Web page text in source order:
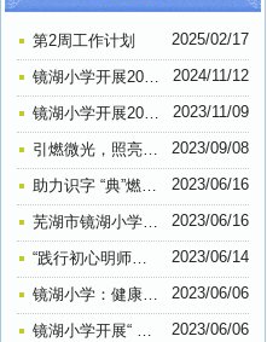
第2周工作计划 2025/02/17
镜湖小学开展2024年退休教师祝寿活动 2024/11/12
镜湖小学开展2023年教师户外徒步活动 2023/11/09
引燃微光，照亮前路，教师节前夕探望叶连平老师—镜湖小学306班思想道德建设活动 2023/09/08
助力识字 “典”燃梦想——镜湖小学举行一、二年级查字典比赛 2023/06/16
芜湖市镜湖小学荣获一项“全国示范学校”称号 2023/06/16
“践行初心明师德 担当使命正师风” ——芜湖市镜湖小学教师师德师风主题教育学习活动 2023/06/14
镜湖小学：健康口腔进校园 助力成长暖民心 2023/06/06
镜湖小学开展“ 扫黄打非”进课堂宣传活动 2023/06/06